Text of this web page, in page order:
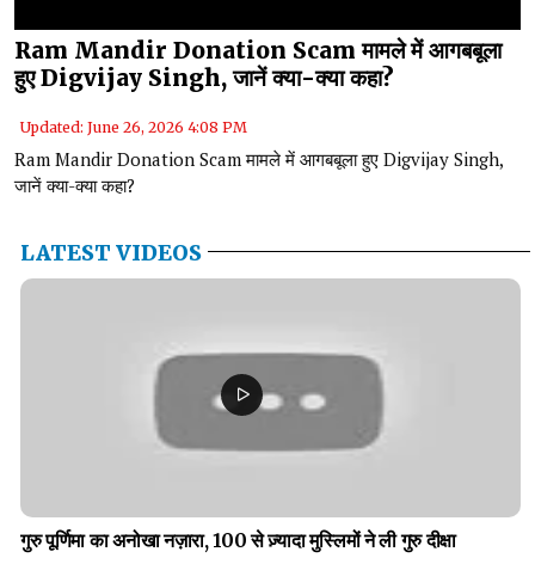
Ram Mandir Donation Scam मामले में आगबबूला
हुए Digvijay Singh, जानें क्या-क्या कहा?
Updated: June 26, 2026 4:08 PM
Ram Mandir Donation Scam मामले में आगबबूला हुए Digvijay Singh,
जानें क्या-क्या कहा?
LATEST VIDEOS
गुरु पूर्णिमा का अनोखा नज़ारा, 100 से ज़्यादा मुस्लिमों ने ली गुरु दीक्षा